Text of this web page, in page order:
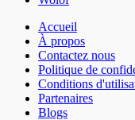
Accueil
À propos
Contactez nous
Politique de
Conditions
Partenaires
Blogs